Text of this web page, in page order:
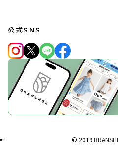
公式SNS
© 2019
""